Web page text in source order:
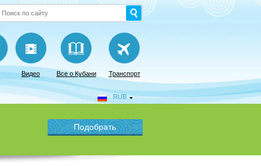
Видео Все о Кубани Транспорт
RUB